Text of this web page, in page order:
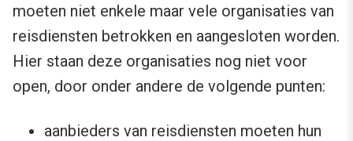
moeten niet enkele maar vele organisaties van
reisdiensten betrokken en aangesloten worden.
Hier staan deze organisaties nog niet voor
open, door onder andere de volgende punten:
aanbieders van reisdiensten moeten hun